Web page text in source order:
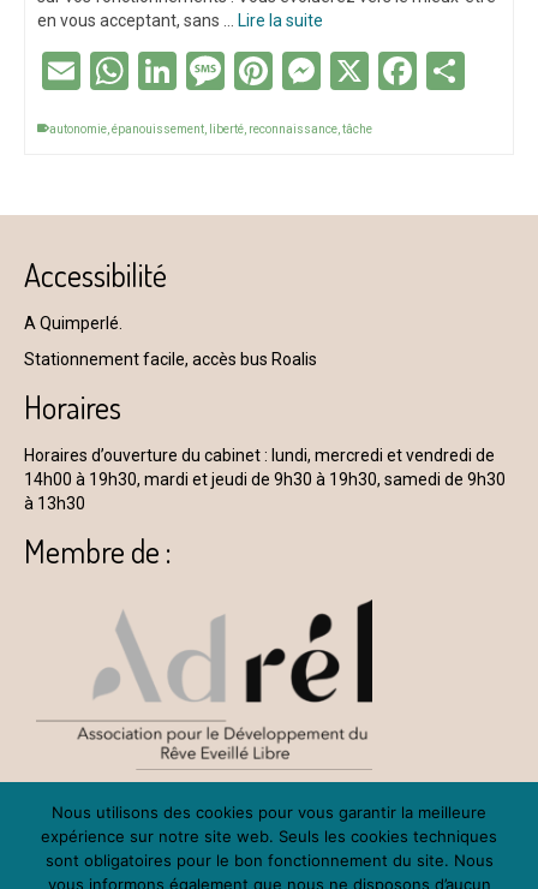
en vous acceptant, sans …
Lire la suite
EmailWhatsApp
LinkedIn
Message
Pinterest
Messenger
X
autonomie épanouissement liberté reconnaissance tâche
Accessibilité
A Quimperlé.
Stationnement facile, accès bus Roalis
Horaires
Horaires d’ouverture du cabinet : lundi, mercredi et vendredi de
14h00 à 19h30, mardi et jeudi de 9h30 à 19h30, samedi de 9h30
à 13h30
Membre de :
Pour en savoir plus
Contactez-moi
Nous utilisons des cookies pour vous garantir la meilleure
expérience sur notre site web. Seuls les cookies techniques
sont obligatoires pour le bon fonctionnement du site. Nous
vous informons également que nous ne disposons d’aucun